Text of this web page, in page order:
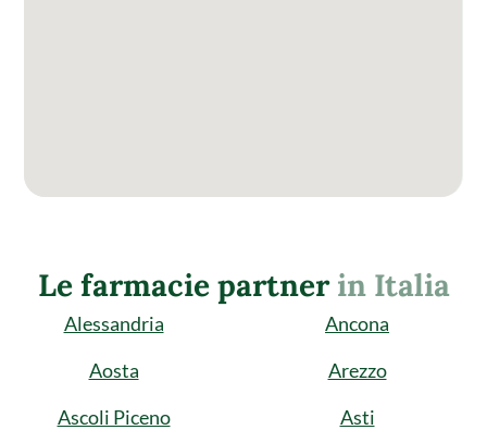
Le farmacie partnerin Italia
Alessandria
Ancona
Aosta
Arezzo
Ascoli Piceno
Asti